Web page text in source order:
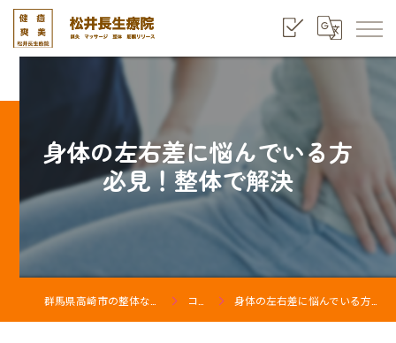
身体の左右差に悩んでいる方
必見！整体で解決
コラム 身体の左右差に悩んでいる方必見！整体で解決